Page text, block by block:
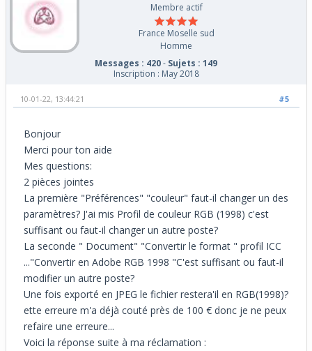
Membre actif
France Moselle sud
Homme
Messages : 420- Sujets : 149
Inscription : May 2018
#5
10-01-22, 13:44:21
Bonjour
Merci pour ton aide
Mes questions:
2 pièces jointes
La première "Préférences" "couleur" faut-il changer un des
paramètres? J'ai mis Profil de couleur RGB (1998) c'est
suffisant ou faut-il changer un autre poste?
La seconde " Document" "Convertir le format " profil ICC
..."Convertir en Adobe RGB 1998 "C'est suffisant ou faut-il
modifier un autre poste?
Une fois exporté en JPEG le fichier restera'il en RGB(1998)?
ette erreure m'a déjà couté près de 100 € donc je ne peux
refaire une erreure...
Voici la réponse suite à ma réclamation :